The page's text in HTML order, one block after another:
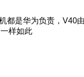
都是华为负责，V40
样如此